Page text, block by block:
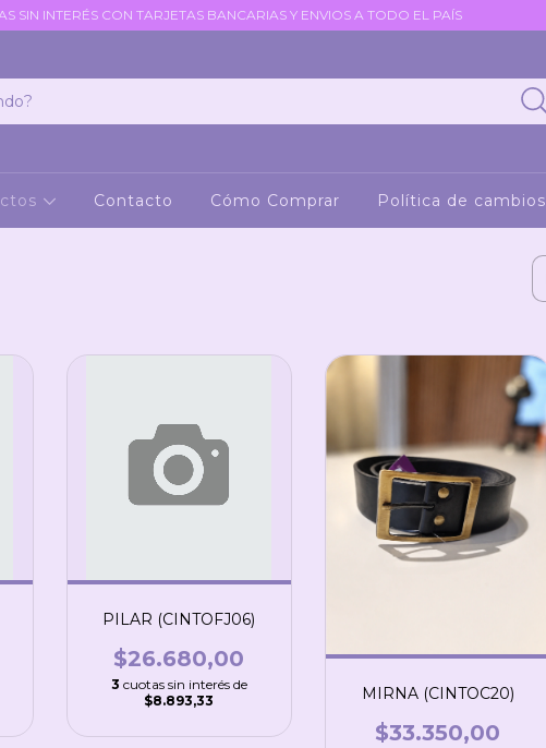
SIN INTERÉS CON TARJETAS BANCARIAS Y ENVIOS A TODO EL PAÍS
Contacto Cómo Comprar Política de cambios
PILAR (CINTOFJ06)
$26.680,00
3 cuotas sin interés de
$8.893,33
MIRNA (CINTOC20)
$33.350,00